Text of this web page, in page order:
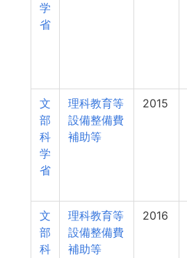
学
省
文
部
科
学
省
理科教育等
設備整備費
補助等
2015
文
部
科
理科教育等
設備整備費
補助等
2016